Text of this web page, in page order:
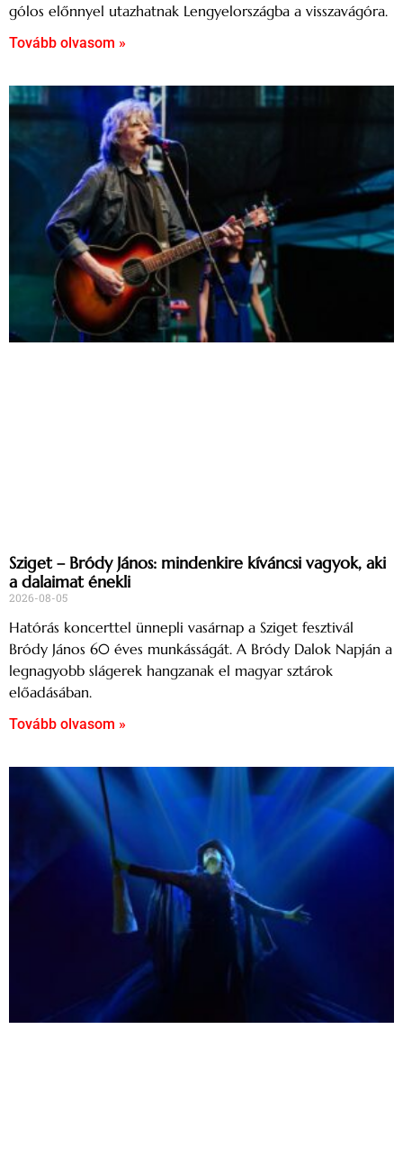
gólos előnnyel utazhatnak Lengyelországba a visszavágóra.
Tovább olvasom »
Sziget – Bródy János: mindenkire kíváncsi vagyok, aki
a dalaimat énekli
2026-08-05
Hatórás koncerttel ünnepli vasárnap a Sziget fesztivál
Bródy János 60 éves munkásságát. A Bródy Dalok Napján a
legnagyobb slágerek hangzanak el magyar sztárok
előadásában.
Tovább olvasom »